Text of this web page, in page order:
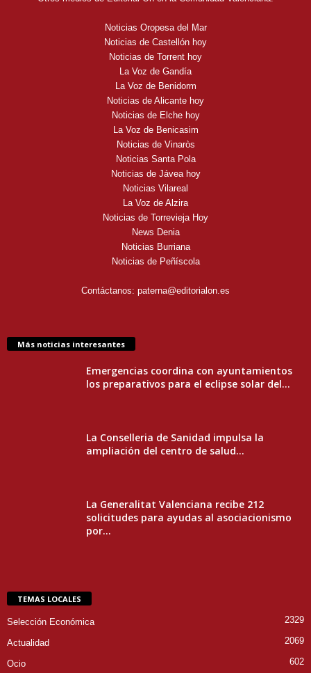
Noticias Oropesa del Mar
Noticias de Castellón hoy
Noticias de Torrent hoy
La Voz de Gandía
La Voz de Benidorm
Noticias de Alicante hoy
Noticias de Elche hoy
La Voz de Benicasim
Noticias de Vinaròs
Noticias Santa Pola
Noticias de Jávea hoy
Noticias Vilareal
La Voz de Alzira
Noticias de Torrevieja Hoy
News Denia
Noticias Burriana
Noticias de Peñíscola
Contáctanos: paterna@editorialon.es
Más noticias interesantes
Emergencias coordina con ayuntamientos
los preparativos para el eclipse solar del...
La Conselleria de Sanidad impulsa la
ampliación del centro de salud...
La Generalitat Valenciana recibe 212
solicitudes para ayudas al asociacionismo
por...
TEMAS LOCALES
Selección Económica 2329
Actualidad 2069
Ocio 602